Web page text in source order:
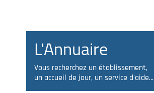
L'Annuaire
Vous recherchez un établissement,
un accueil de jour, un service d'aide...